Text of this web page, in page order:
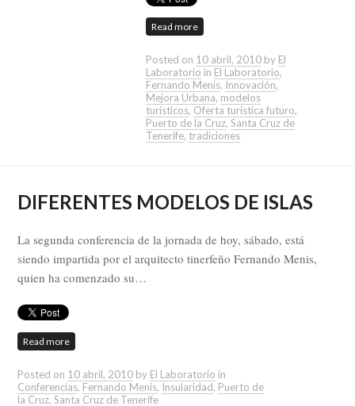
Read more
Posted on 10 abril, 2010by El
Laboratorio in El Laboratorio,
Fernando Menis, Innovación,
Mejora Urbana, modelos
turísticos, Oferta turística futuro,
Puerto de la Cruz, Santa Cruz de
Tenerife, tradiciones
DIFERENTES MODELOS DE ISLAS
La segunda conferencia de la jornada de hoy, sábado, está
siendo impartida por el arquitecto tinerfeño Fernando Menis,
quien ha comenzado su…
Read more
Posted on 10 abril, 2010 by El Laboratorio in
Conferencias, Fernando Menis, Insularidad, Puerto de
la Cruz,Santa Cruz de Tenerife